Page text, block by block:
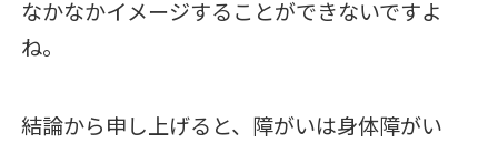
なかなかイメージすることができないですよ
ね。
結論から申し上げると、障がいは身体障がい